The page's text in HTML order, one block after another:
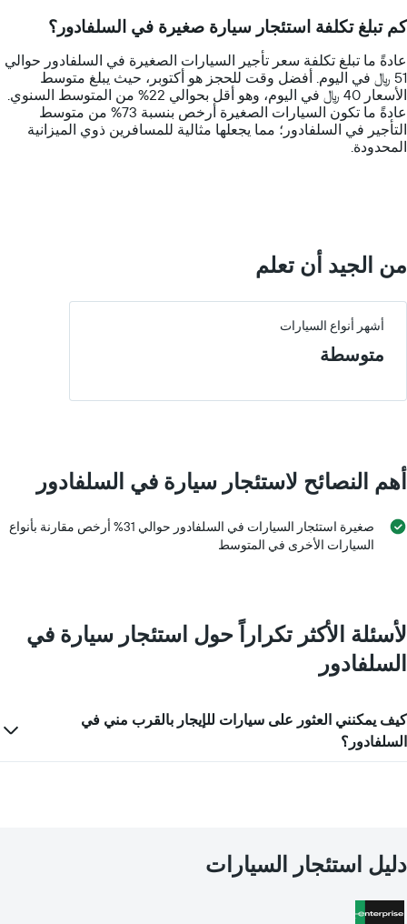
categories.
chart
has
1
Y
axis
displaying
كم تبلغ تكلفة استئجار سيارة صغيرة في السلفادور؟
عادةً ما تبلغ تكلفة سعر تأجير السيارات الصغيرة في السلفادور حوالي
51 ﷼ في اليوم. أفضل وقت للحجز هو أكتوبر، حيث يبلغ متوسط
الأسعار 40 ﷼ في اليوم، وهو أقل بحوالي 22% من المتوسط السنوي.
عادةً ما تكون السيارات الصغيرة أرخص بنسبة 73% من متوسط
التأجير في السلفادور؛ مما يجعلها مثالية للمسافرين ذوي الميزانية
المحدودة.
من الجيد أن تعلم
أشهر أنواع السيارات
متوسطة
أهم النصائح لاستئجار سيارة في السلفادور
صغيرة استئجار السيارات في السلفادور حوالي 31% أرخص مقارنة بأنواع
السيارات الأخرى في المتوسط
لأسئلة الأكثر تكراراً حول استئجار سيارة في
السلفادور
كيف يمكنني العثور على سيارات للإيجار بالقرب مني في
السلفادور؟
دليل استئجار السيارات